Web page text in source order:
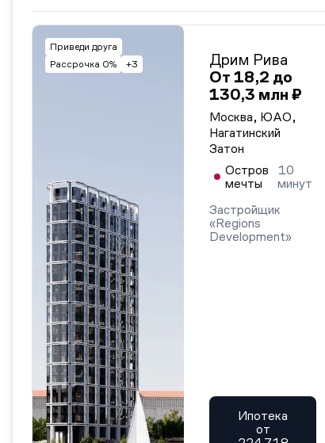
Приведи друга
Рассрочка 0%
+3
Дрим Рива
От 18,2 до
130,3 млн ₽
Москва, ЮАО,
Нагатинский
Затон
Остров
мечты
10
минут
Застройщик
«Regions
Development»
Ипотека
от